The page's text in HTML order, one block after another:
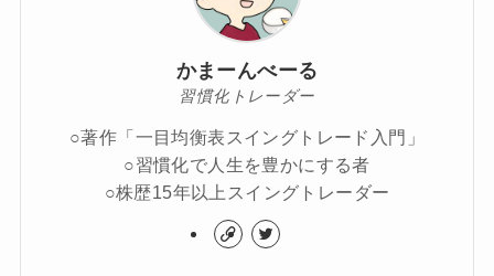
かまーんべーる
習慣化トレーダー
○著作「一目均衡表スイングトレード入門」
○習慣化で人生を豊かにする者
○株歴15年以上スイングトレーダー